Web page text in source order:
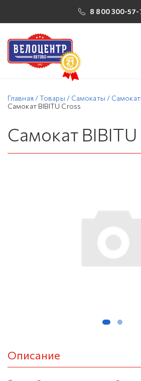
8 800 300-57-
Главная /Товары / Самокаты /
Самокат BIBITU Cross
Самокат BIBITU
Описание